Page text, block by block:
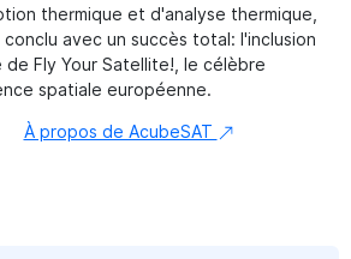
thermique et d'analyse thermique,
avec un succès total: l'inclusion
de Fly Your Satellite!, le célèbre
spatiale européenne.
À propos de AcubeSAT